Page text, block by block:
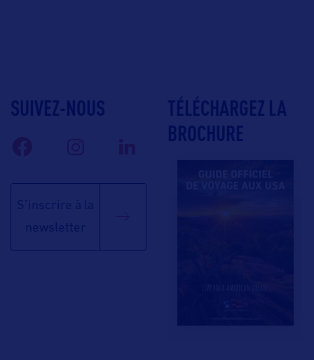
SUIVEZ-NOUS
S'inscrire à la
newsletter
TÉLÉCHARGEZ LA
BROCHURE